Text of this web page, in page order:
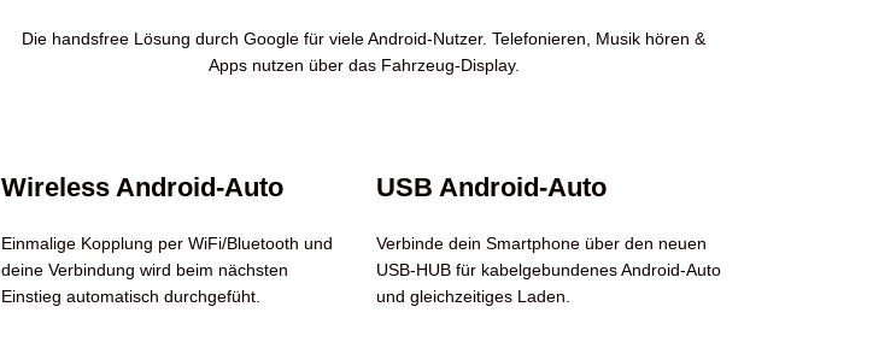
Die handsfree Lösung durch Google für viele Android-Nutzer. Telefonieren, Musik hören &
Apps nutzen über das Fahrzeug-Display.
Wireless Android-Auto
Einmalige Kopplung per WiFi/Bluetooth und
deine Verbindung wird beim nächsten
Einstieg automatisch durchgefüht.
USB Android-Auto
Verbinde dein Smartphone über den neuen
USB-HUB für kabelgebundenes Android-Auto
und gleichzeitiges Laden.